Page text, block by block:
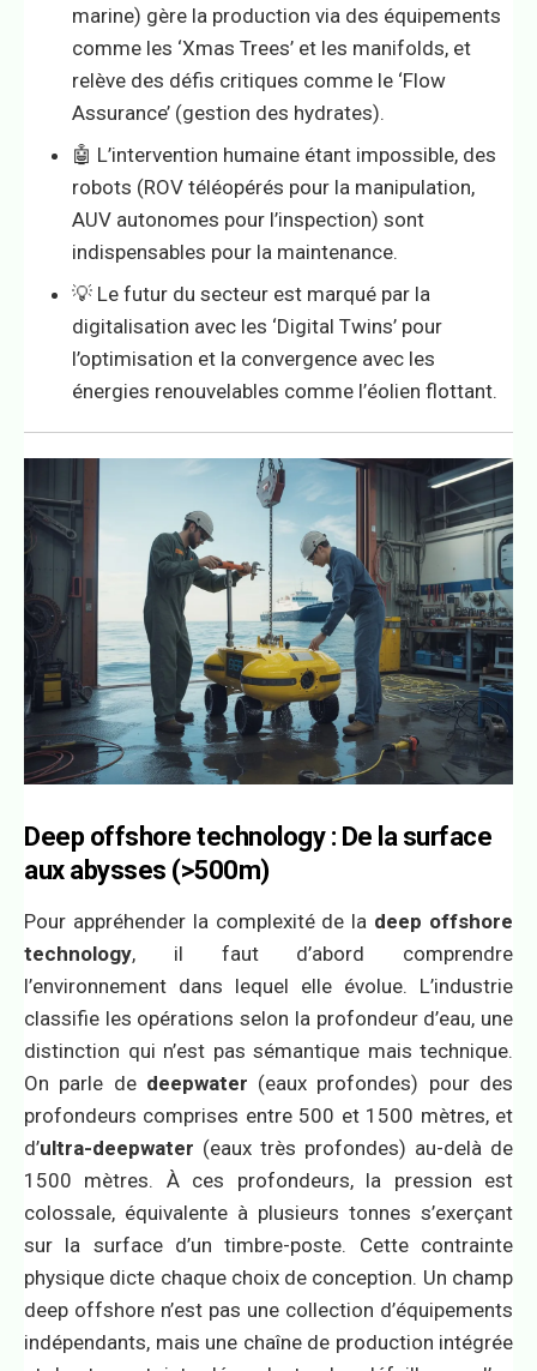
marine) gère la production via des équipements
comme les ‘Xmas Trees’ et les manifolds, et
relève des défis critiques comme le ‘Flow
Assurance’ (gestion des hydrates).
🤖 L’intervention humaine étant impossible, des
robots (ROV téléopérés pour la manipulation,
AUV autonomes pour l’inspection) sont
indispensables pour la maintenance.
💡 Le futur du secteur est marqué par la
digitalisation avec les ‘Digital Twins’ pour
l’optimisation et la convergence avec les
énergies renouvelables comme l’éolien flottant.
Deep offshore technology: De la surface
aux abysses (>500m)
Pour appréhender la complexité de la deep offshore
technology, il faut d’abord comprendre
l’environnement dans lequel elle évolue. L’industrie
classifie les opérations selon la profondeur d’eau, une
distinction qui n’est pas sémantique mais technique.
On parle de deepwater (eaux profondes) pour des
profondeurs comprises entre 500 et 1500 mètres, et
d’ultra-deepwater (eaux très profondes) au-delà de
1500 mètres. À ces profondeurs, la pression est
colossale, équivalente à plusieurs tonnes s’exerçant
sur la surface d’un timbre-poste. Cette contrainte
physique dicte chaque choix de conception. Un champ
deep offshore n’est pas une collection d’équipements
indépendants, mais une chaîne de production intégrée